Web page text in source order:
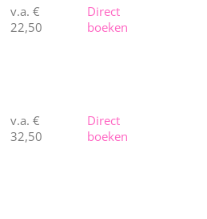
v.a. €
22,50
Direct
boeken
v.a. €
32,50
Direct
boeken